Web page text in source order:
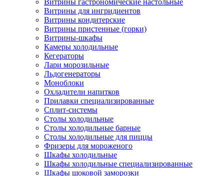
Витрины для ингридиентов
Витрины кондитерские
Витрины пристенные (горки)
Витрины-шкафы
Камеры холодильные
Кегераторы
Лари морозильные
Льдогенераторы
Моноблоки
Охладители напитков
Прилавки специализированные
Сплит-системы
Столы холодильные
Столы холодильные барные
Столы холодильные для пиццы
Фризеры для мороженого
Шкафы холодильные
Шкафы холодильные специализированные
Шкафы шоковой заморозки